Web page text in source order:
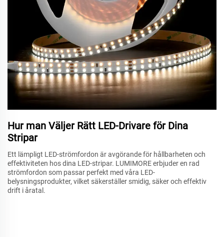
Hur man Väljer Rätt LED-Drivare för Dina
Stripar
Ett lämpligt LED-strömfordon är avgörande för hållbarheten och
effektiviteten hos dina LED-stripar. LUMIMORE erbjuder en rad
strömfordon som passar perfekt med våra LED-
belysningsprodukter, vilket säkerställer smidig, säker och effektiv
drift i åratal.